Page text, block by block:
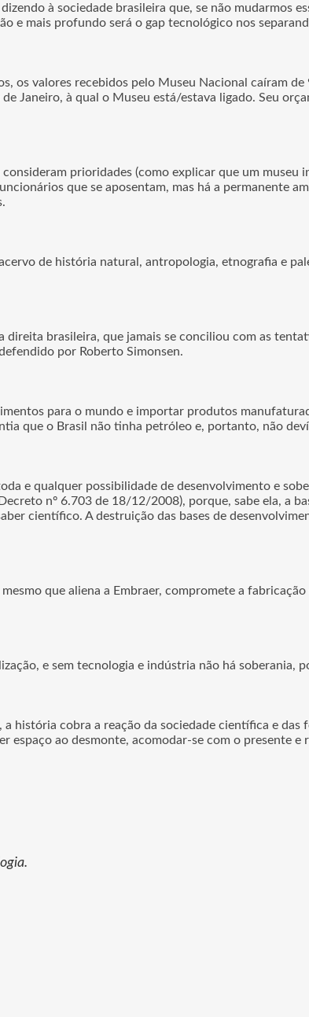
à sociedade brasileira que, se não mudarmos
e mais profundo será o gap tecnológico nos
os valores recebidos pelo Museu Nacional caíram
Janeiro, à qual o Museu está/estava ligado. Seu
prioridades (como explicar que um
que se aposentam, mas há a permanente
de história natural, antropologia, etnografia e
brasileira, que jamais se conciliou com as
por Roberto Simonsen.
para o mundo e importar produtos
que o Brasil não tinha petróleo e, portanto, não
e qualquer possibilidade de desenvolvimento e
nº 6.703 de 18/12/2008), porque, sabe ela, a
científico. A destruição das bases de
que aliena a Embraer, compromete a
e sem tecnologia e indústria não há soberania,
história cobra a reação da sociedade científica e
espaço ao desmonte, acomodar-se com o presente e